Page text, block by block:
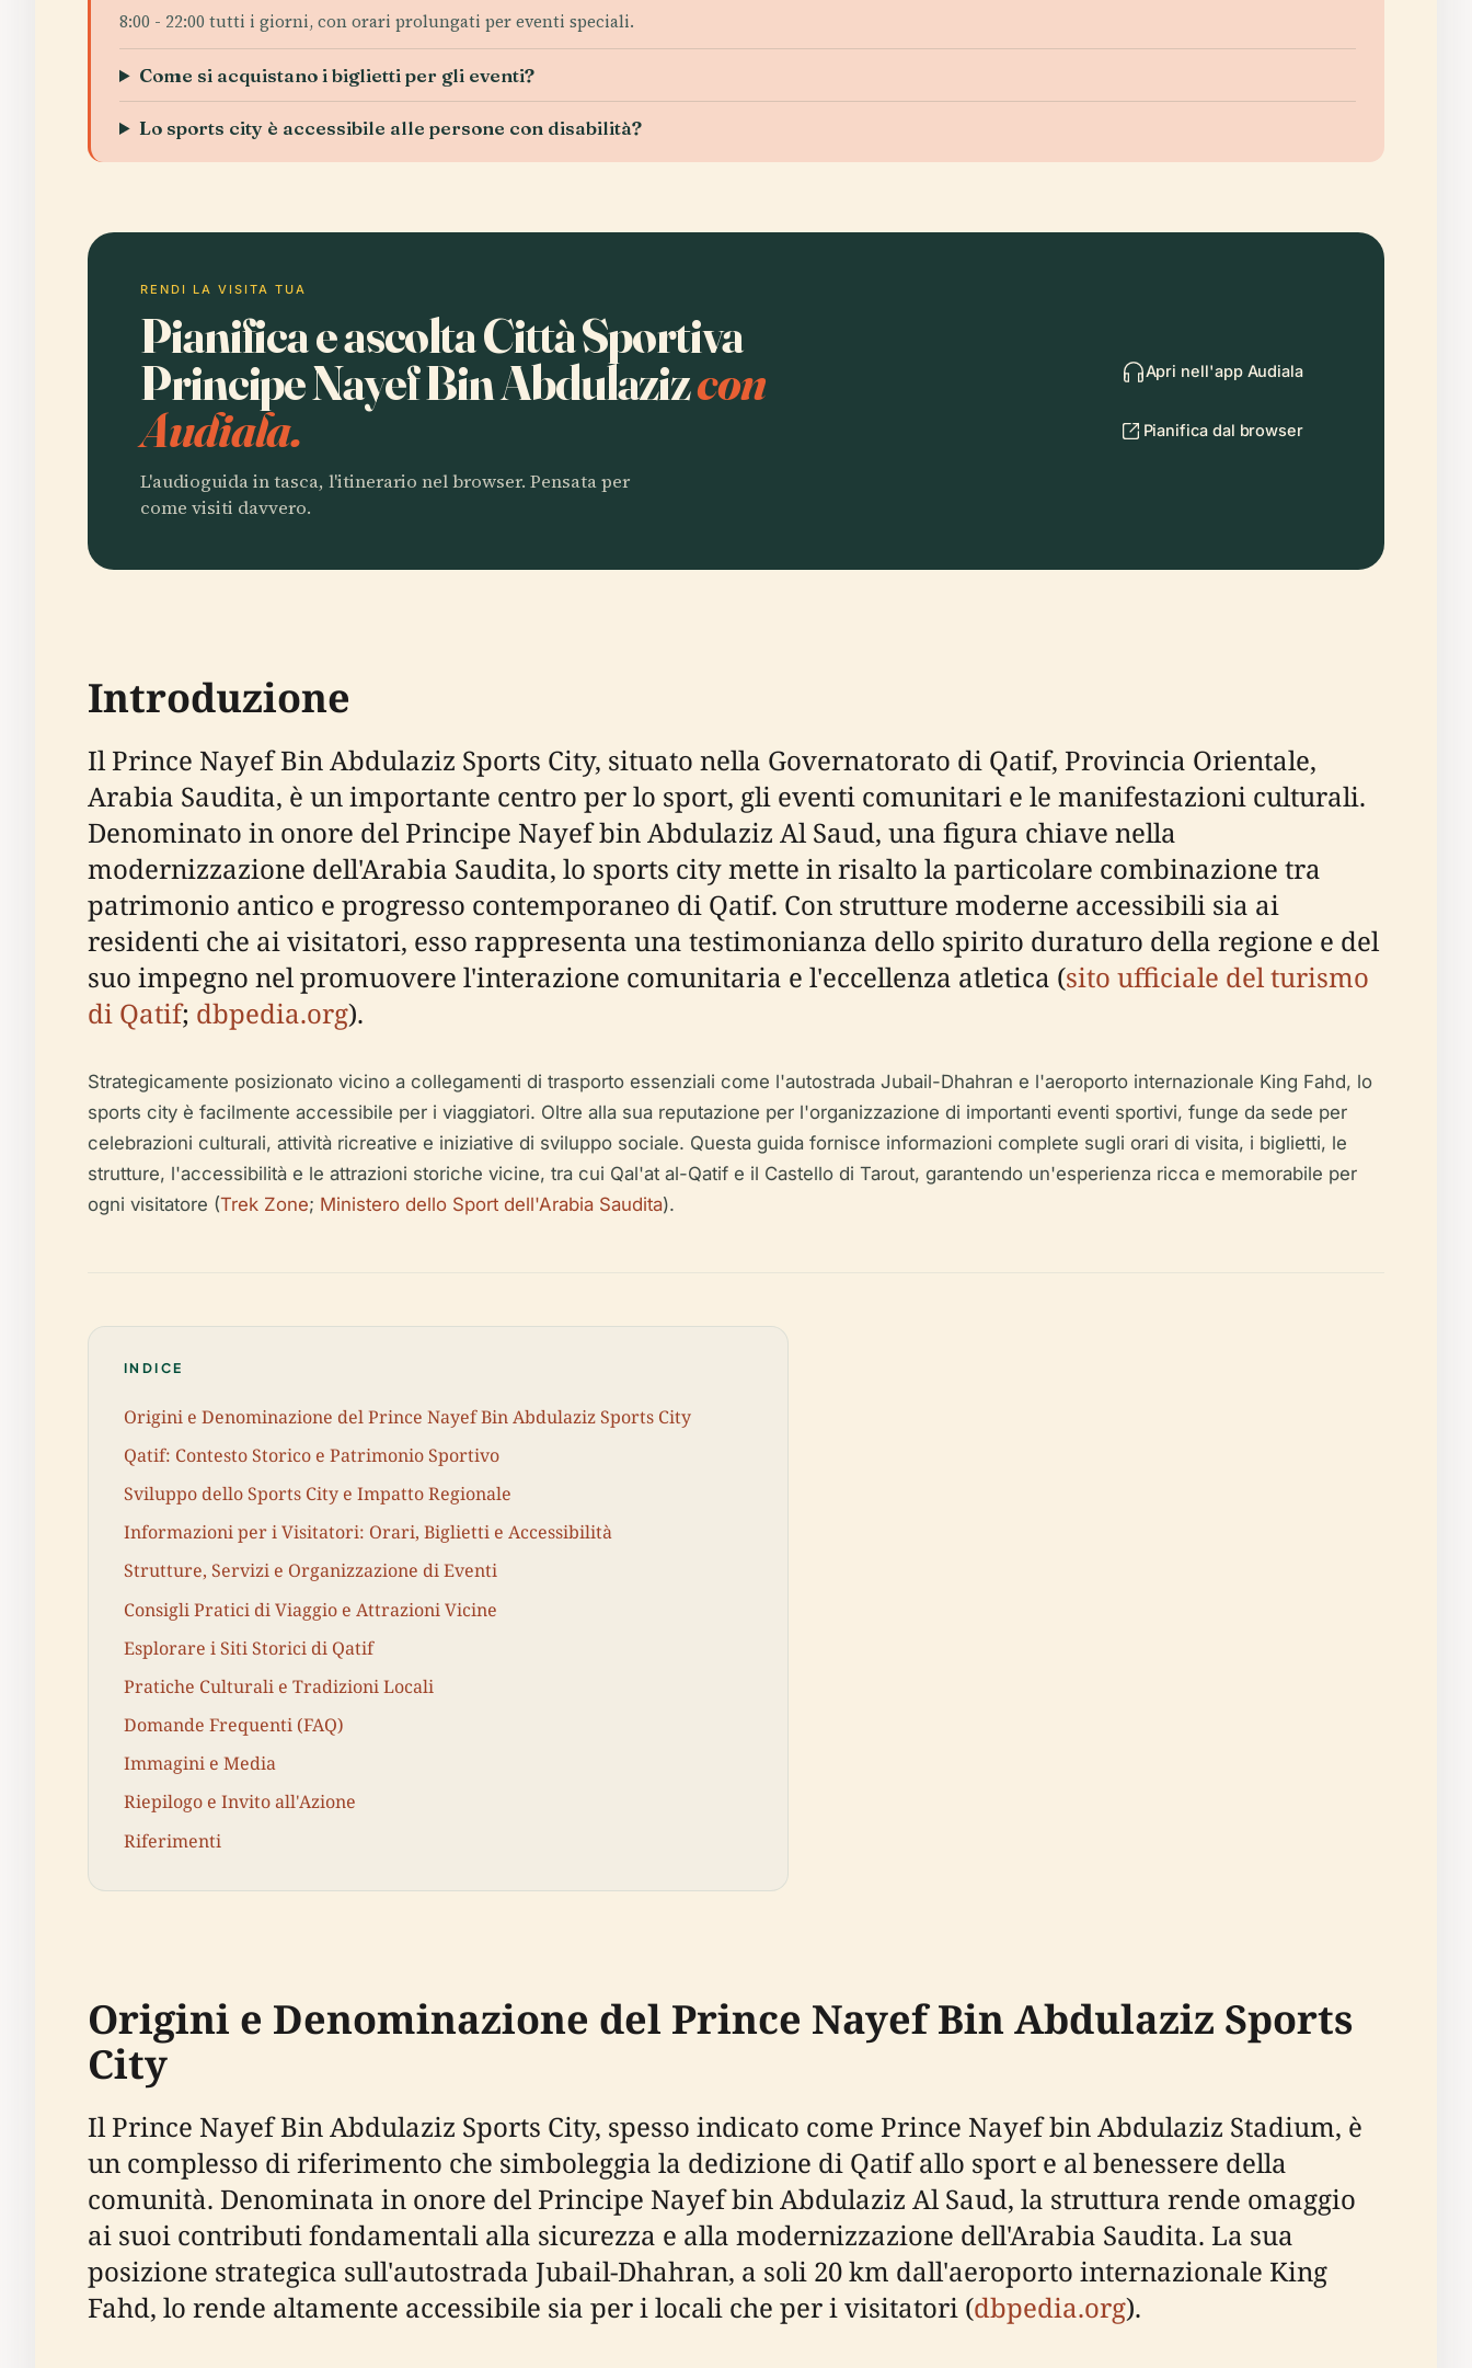
8:00 - 22:00 tutti i giorni, con orari prolungati per eventi speciali.
Come si acquistano i biglietti per gli eventi?
Lo sports city è accessibile alle persone con disabilità?
RENDI LA VISITA TUA
Pianifica e ascolta Città Sportiva
Principe Nayef Bin Abdulazizcon
Audiala.
L'audioguida in tasca, l'itinerario nel browser. Pensata per
come visiti davvero.
Apri nell'app Audiala
Pianifica dal browser
Introduzione
Il Prince Nayef Bin Abdulaziz Sports City, situato nella Governatorato di Qatif, Provincia Orientale,
Arabia Saudita, è un importante centro per lo sport, gli eventi comunitari e le manifestazioni culturali.
Denominato in onore del Principe Nayef bin Abdulaziz Al Saud, una figura chiave nella
modernizzazione dell'Arabia Saudita, lo sports city mette in risalto la particolare combinazione tra
patrimonio antico e progresso contemporaneo di Qatif. Con strutture moderne accessibili sia ai
residenti che ai visitatori, esso rappresenta una testimonianza dello spirito duraturo della regione e del
suo impegno nel promuovere l'interazione comunitaria e l'eccellenza atletica (sito ufficiale del turismo
di Qatif; dbpedia.org).
Strategicamente posizionato vicino a collegamenti di trasporto essenziali come l'autostrada Jubail-Dhahran e l'aeroporto internazionale King Fahd, lo
sports city è facilmente accessibile per i viaggiatori. Oltre alla sua reputazione per l'organizzazione di importanti eventi sportivi, funge da sede per
celebrazioni culturali, attività ricreative e iniziative di sviluppo sociale. Questa guida fornisce informazioni complete sugli orari di visita, i biglietti, le
strutture, l'accessibilità e le attrazioni storiche vicine, tra cui Qal'at al-Qatif e il Castello di Tarout, garantendo un'esperienza ricca e memorabile per
ogni visitatore (Trek Zone; Ministero dello Sport dell'Arabia Saudita).
INDICE
Origini e Denominazione del Prince Nayef Bin Abdulaziz Sports City
Qatif: Contesto Storico e Patrimonio Sportivo
Sviluppo dello Sports City e Impatto Regionale
Informazioni per i Visitatori: Orari, Biglietti e Accessibilità
Strutture, Servizi e Organizzazione di Eventi
Consigli Pratici di Viaggio e Attrazioni Vicine
Esplorare i Siti Storici di Qatif
Pratiche Culturali e Tradizioni Locali
Domande Frequenti (FAQ)
Immagini e Media
Riepilogo e Invito all'Azione
Riferimenti
Origini e Denominazione del Prince Nayef Bin Abdulaziz Sports
City
Il Prince Nayef Bin Abdulaziz Sports City, spesso indicato come Prince Nayef bin Abdulaziz Stadium, è
un complesso di riferimento che simboleggia la dedizione di Qatif allo sport e al benessere della
comunità. Denominata in onore del Principe Nayef bin Abdulaziz Al Saud, la struttura rende omaggio
ai suoi contributi fondamentali alla sicurezza e alla modernizzazione dell'Arabia Saudita. La sua
posizione strategica sull'autostrada Jubail-Dhahran, a soli 20 km dall'aeroporto internazionale King
Fahd, lo rende altamente accessibile sia per i locali che per i visitatori (dbpedia.org).